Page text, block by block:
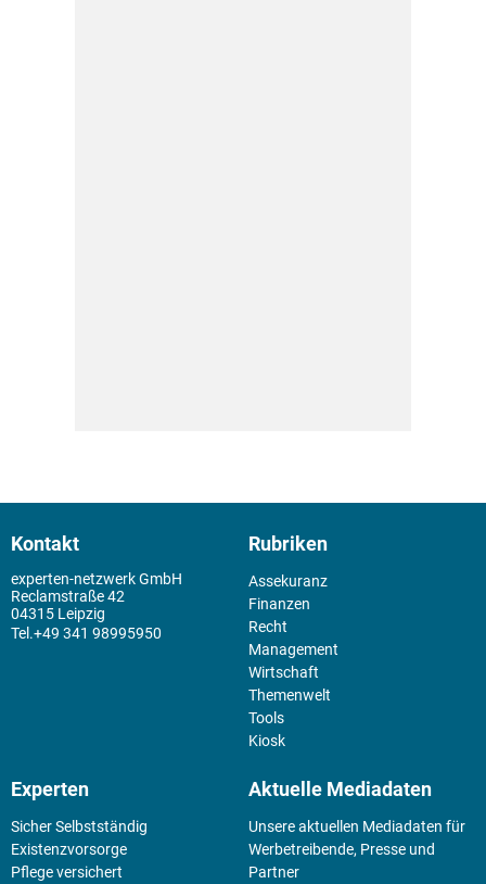
Kontakt
experten-netzwerk GmbH
Reclamstraße 42
04315 Leipzig
+49 341 98995950
Rubriken
Assekuranz
Finanzen
Recht
Management
Wirtschaft
Themenwelt
Tools
Kiosk
Experten
Sicher Selbstständig
Existenz­vorsorge
Pflege versichert
Aktuelle Mediadaten
Unsere aktuellen Mediadaten für
Werbetreibende, Presse und
Partner